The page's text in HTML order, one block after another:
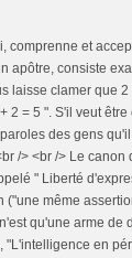
comprenne et
apôtre, consiste
laisse clamer que
2 = 5 ". S'il veut
des gens
/> <br /> Le
" Liberté
("une même
qu'une arme de
"L'intelligence en